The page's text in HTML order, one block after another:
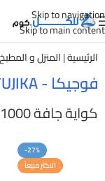
Skip to navigation
Skip to main content
الرئيسية|المنزل و المطبخ
فوجيكا - FUJIKA
كواية جافة 1000واط فوجيكا UI-21SKSY
-27%
الاكثر مبيعاً